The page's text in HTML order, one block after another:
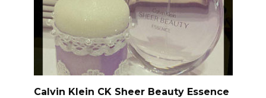
Calvin Klein CK Sheer Beauty Essence